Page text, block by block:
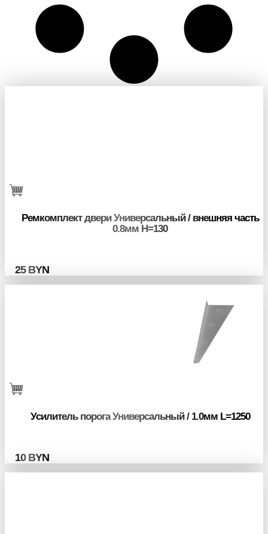
Ремкомплект двери Универсальный / внешняя часть
0.8мм H=130
25 BYN
Усилитель порога Универсальный / 1.0мм L=1250
10 BYN